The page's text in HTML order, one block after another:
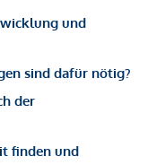
und
sind dafür nötig?
der
finden und